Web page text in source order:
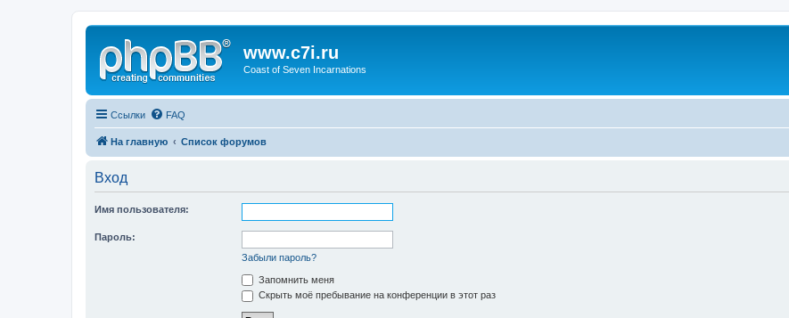
www.c7i.ru
Coast of Seven Incarnations
Ссылки FAQ
На главную Список форумов
Вход
Имя пользователя:
Пароль:
Забыли пароль?
Запомнить меня
Скрыть моё пребывание на конференции в этот раз